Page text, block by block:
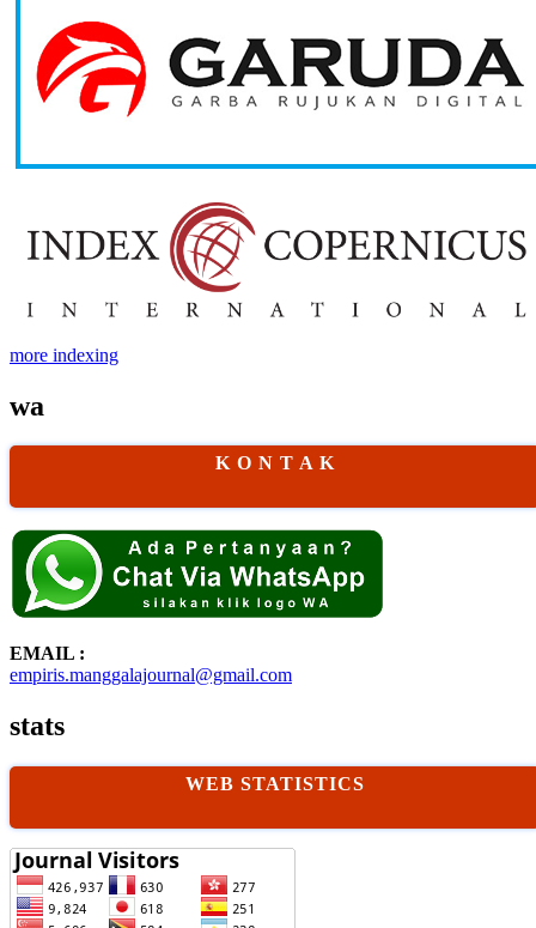
more indexing
wa
K O N T A K
EMAIL :
empiris.manggalajournal@gmail.com
stats
WEB STATISTICS